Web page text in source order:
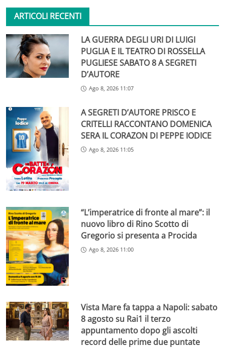
ARTICOLI RECENTI
LA GUERRA DEGLI URI DI LUIGI
PUGLIA E IL TEATRO DI ROSSELLA
PUGLIESE SABATO 8 A SEGRETI
D’AUTORE
Ago 8, 2026 11:07
A SEGRETI D’AUTORE PRISCO E
CRITELLI RACCONTANO DOMENICA
SERA IL CORAZON DI PEPPE IODICE
Ago 8, 2026 11:05
“L’imperatrice di fronte al mare”: il
nuovo libro di Rino Scotto di
Gregorio si presenta a Procida
Ago 8, 2026 11:00
Vista Mare fa tappa a Napoli: sabato
8 agosto su Rai1 il terzo
appuntamento dopo gli ascolti
record delle prime due puntate